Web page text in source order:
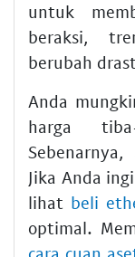
untuk
beraksi,
berubah
Anda
harga
Jika Anda
lihat beli
optimal.